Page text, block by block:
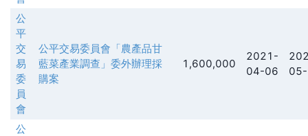
公
平
交
易
委
員
會
公平交易委員會「農產品甘
藍菜產業調查」委外辦理採
購案
1,600,000
2021-
04-06
公